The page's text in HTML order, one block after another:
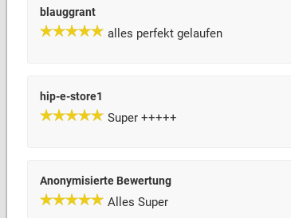
blauggrant
alles perfekt gelaufen
hip-e-store1
Super +++++
Anonymisierte Bewertung
Alles Super